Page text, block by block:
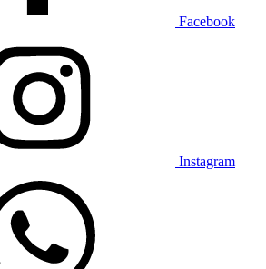
Facebook
Instagram